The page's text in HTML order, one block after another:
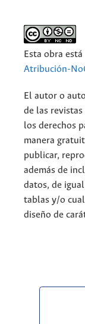
Esta obra
Atribución-
El autor o
de las
los derechos
manera
publicar,
además de
datos, de
tablas y/o
diseño de